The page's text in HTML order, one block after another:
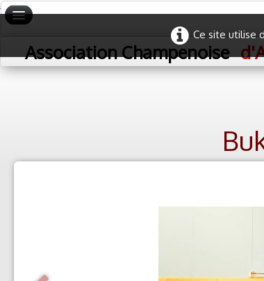
# #
Ce site utilise
Accueil
Les stages
Association Champenoise